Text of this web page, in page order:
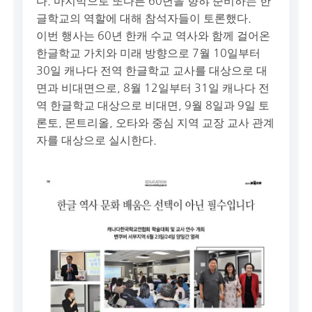
글학교의 역할에 대해 참석자들이 토론했다.
이번 행사는 60년 한캐 수교 역사와 함께 걸어온
한글학교 가치와 미래 방향으로 7월 10일부터
30일 캐나다 전역 한글학교 교사를 대상으로 대
면과 비대면으로, 8월 12일부터 31일 캐나다 전
역 한글학교 대상으로 비대면, 9월 8일과 9일 토
론토, 몬트리올, 오타와 중심 지역 교장 교사 관계
자를 대상으로 실시한다.